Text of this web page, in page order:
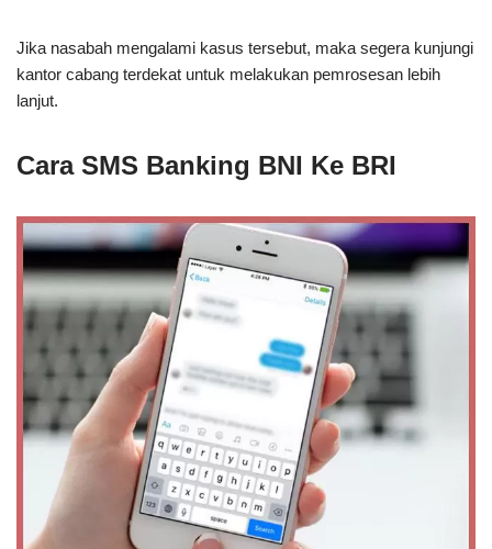
Jika nasabah mengalami kasus tersebut, maka segera kunjungi
kantor cabang terdekat untuk melakukan pemrosesan lebih
lanjut.
Cara SMS Banking BNI Ke BRI